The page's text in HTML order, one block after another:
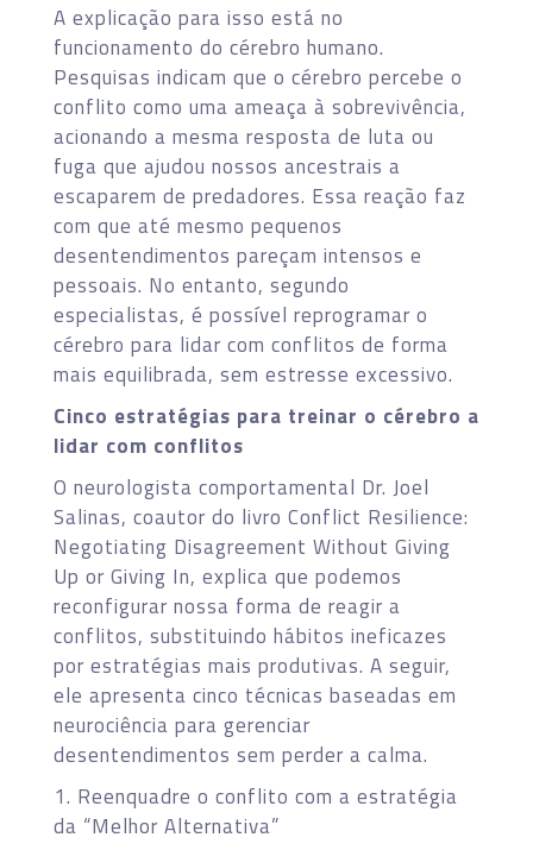
A explicação para isso está no
funcionamento do cérebro humano.
Pesquisas indicam que o cérebro percebe o
conflito como uma ameaça à sobrevivência,
acionando a mesma resposta de luta ou
fuga que ajudou nossos ancestrais a
escaparem de predadores. Essa reação faz
com que até mesmo pequenos
desentendimentos pareçam intensos e
pessoais. No entanto, segundo
especialistas, é possível reprogramar o
cérebro para lidar com conflitos de forma
mais equilibrada, sem estresse excessivo.
Cinco estratégias para treinar o cérebro a
lidar com conflitos
O neurologista comportamental Dr. Joel
Salinas, coautor do livro Conflict Resilience:
Negotiating Disagreement Without Giving
Up or Giving In, explica que podemos
reconfigurar nossa forma de reagir a
conflitos, substituindo hábitos ineficazes
por estratégias mais produtivas. A seguir,
ele apresenta cinco técnicas baseadas em
neurociência para gerenciar
desentendimentos sem perder a calma.
1. Reenquadre o conflito com a estratégia
da “Melhor Alternativa”